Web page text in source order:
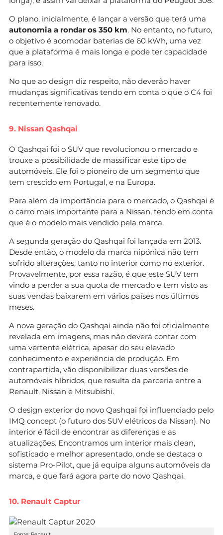
O plano, inicialmente, é lançar a versão que terá uma
autonomia a rondar os 350 km. No entanto, no futuro,
o objetivo é acomodar baterias de 60 kWh, uma vez
que a plataforma é mais longa e pode ter capacidade
para isso.
No que ao design diz respeito, não deverão haver
mudanças significativas tendo em conta o que o C4 foi
recentemente renovado.
9. Nissan Qashqai
O Qashqai foi o SUV que revolucionou o mercado e
trouxe a possibilidade de massificar este tipo de
automóveis. Ele foi o pioneiro de um segmento que
tem crescido em Portugal, e na Europa.
Para além da importância para o mercado, o Qashqai é
o carro mais importante para a Nissan, tendo em conta
que é o modelo mais vendido pela marca.
A segunda geração do Qashqai foi lançada em 2013.
Desde então, o modelo da marca nipónica não tem
sofrido alterações, tanto no interior como no exterior.
Provavelmente, por essa razão, é que este SUV tem
vindo a perder a sua quota de mercado e tem visto as
suas vendas baixarem em vários países nos últimos
meses.
A nova geração do Qashqai ainda não foi oficialmente
revelada em imagens, mas não deverá contar com
uma vertente elétrica, apesar do seu elevado
conhecimento e experiência de produção. Em
contrapartida, vão disponibilizar duas versões de
automóveis híbridos, que resulta da parceria entre a
Renault, Nissan e Mitsubishi.
O design exterior do novo Qashqai foi influenciado pelo
IMQ concept (o futuro dos SUV elétricos da Nissan). No
interior é fácil de encontrar as diferenças e as
atualizações. Encontramos um interior mais clean,
sofisticado e melhor apresentado, onde se destaca o
sistema Pro-Pilot, que já equipa alguns automóveis da
marca, e que fará agora parte do novo Qashqai.
10. Renault Captur